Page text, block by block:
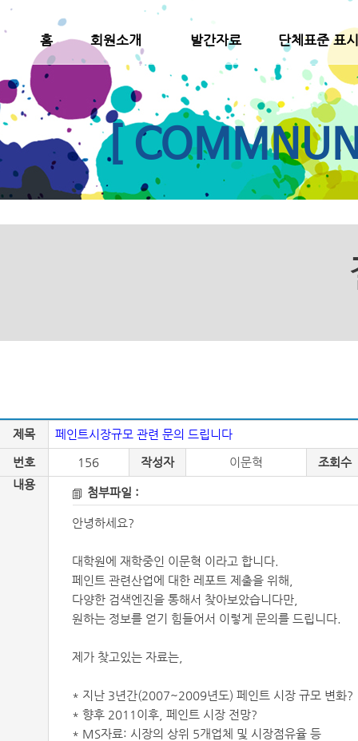
홈 회원소개 발간자료 단체표준 표
[
제목 페인트시장규모 관련 문의 드립니다
번호 156 작성자 이문혁
조회수
내용
첨부파일 :
안녕하세요?
대학원에 재학중인 이문혁 이라고 합니다.
페인트 관련산업에 대한 레포트 제출을 위해,
다양한 검색엔진을 통해서 찾아보았습니다만,
원하는 정보를 얻기 힘들어서 이렇게 문의를 드립니다.
제가 찾고있는 자료는,
* 지난 3년간(2007~2009년도) 페인트 시장 규모 변화?
* 향후 2011이후, 페인트 시장 전망?
* MS자료: 시장의 상위 5개업체 및 시장점유율 등